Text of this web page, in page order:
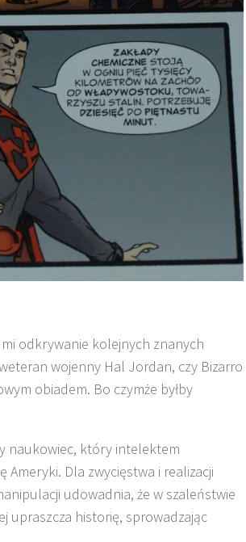
odkrywanie kolejnych znanych
wojenny Hal Jordan, czy Bizarro
obiadem. Bo czymże byłby
naukowiec, który intelektem
Dla zwycięstwa i realizacji
udowadnia, że w szaleństwie
upraszcza historię, sprowadzając